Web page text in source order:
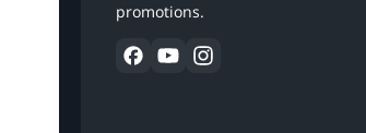
promotions.